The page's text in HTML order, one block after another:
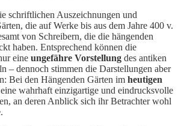
schriftlichen Auszeichnungen und
die auf Werke bis aus dem Jahre 400 v.
von Schreibern, die die hängenden
haben. Entsprechend können die
eine ungefähre Vorstellung des antiken
– dennoch stimmen die Darstellungen aber
Bei den Hängenden Gärten im heutigen
wahrhaft einzigartige und eindrucksvolle
an deren Anblick sich ihr Betrachter wohl